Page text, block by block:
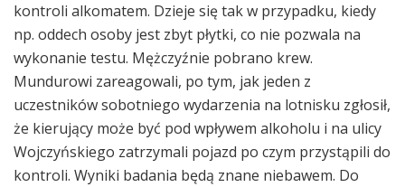
kontroli alkomatem. Dzieje się tak w przypadku, kiedy
np. oddech osoby jest zbyt płytki, co nie pozwala na
wykonanie testu. Mężczyźnie pobrano krew.
Mundurowi zareagowali, po tym, jak jeden z
uczestników sobotniego wydarzenia na lotnisku zgłosił,
że kierujący może być pod wpływem alkoholu i na ulicy
Wojczyńskiego zatrzymali pojazd po czym przystąpili do
kontroli. Wyniki badania będą znane niebawem. Do